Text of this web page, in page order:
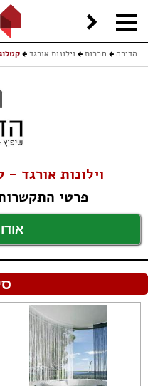
הדירה חברות וילונות אורגד
וילונות אורגד
פרטי